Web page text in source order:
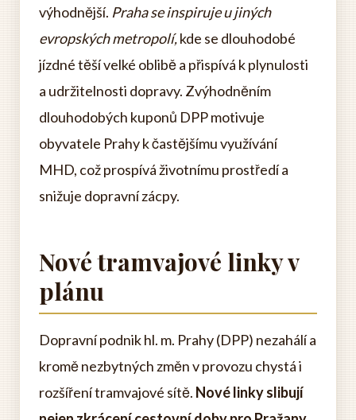
výhodnější. Praha se inspiruje u jiných
evropských metropolí,kde se dlouhodobé
jízdné těší velké oblibě a přispívá k plynulosti
a udržitelnosti dopravy. Zvýhodněním
dlouhodobých kuponů DPP motivuje
obyvatele Prahy k častějšímu využívání
MHD, což prospívá životnímu prostředí a
snižuje dopravní zácpy.
Nové tramvajové linky v
plánu
Dopravní podnik hl. m. Prahy (DPP) nezahálí a
kromě nezbytných změn v provozu chystá i
rozšíření tramvajové sítě. Nové linky slibují